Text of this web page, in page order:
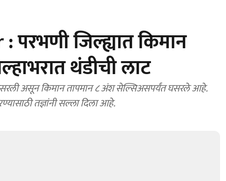
जिल्ह्यात किमान
थंडीची लाट
असून किमान तापमान ८ अंश सेल्सिअसपर्यंत घसरले आहे.
तज्ञांनी सल्ला दिला आहे.